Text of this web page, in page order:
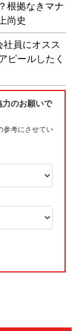
根拠なきマナ
尚史
員にオスス
ピールしたく